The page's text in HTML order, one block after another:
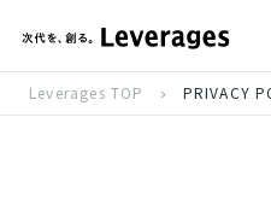
Leverages TOP PRIVACY